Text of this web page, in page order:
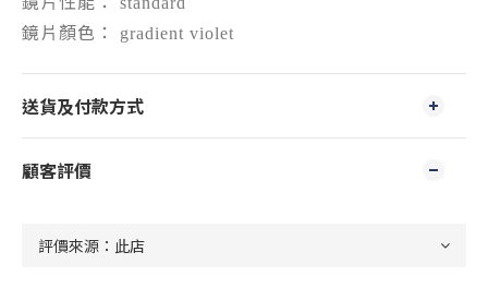
鏡片顏色： gradient violet
送貨及付款方式
顧客評價